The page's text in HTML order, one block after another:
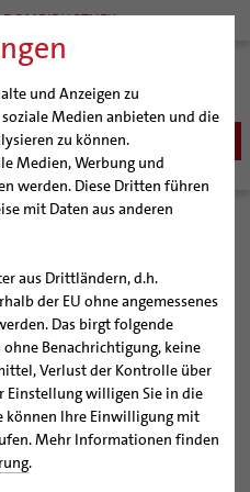
und Anzeigen zu
Medien anbieten und die
zu können.
Medien, Werbung und
werden. Diese Dritten führen
mit Daten aus anderen
aus Drittländern, d.h.
der EU ohne angemessenes
Das birgt folgende
Benachrichtigung, keine
Verlust der Kontrolle über
willigen Sie in die
können Ihre Einwilligung mit
Mehr Informationen finden
.
DOMBIBLIOTHEK
sendet am
nach
aus
zum Programm des
Freiwilligendienste